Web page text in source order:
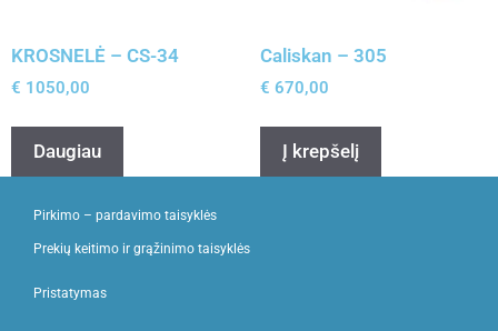
KROSNELĖ – CS-34
€ 1050,00
Daugiau
Caliskan – 305
€ 670,00
Į krepšelį
Pirkimo – pardavimo taisyklės
Prekių keitimo ir grąžinimo taisyklės
Pristatymas